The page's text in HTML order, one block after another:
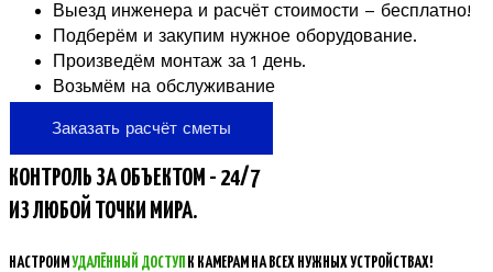
Выезд инженера и расчёт стоимости – бесплатно!
Подберём и закупим нужное оборудование.
Произведём монтаж за 1 день.
Возьмём на обслуживание
Заказать расчёт сметы
КОНТРОЛЬ ЗА ОБЪЕКТОМ - 24/7
ИЗ ЛЮБОЙ ТОЧКИ МИРА.
НАСТРОИМ УДАЛЁННЫЙ ДОСТУП К КАМЕРАМ НА ВСЕХ НУЖНЫХ УСТРОЙСТВАХ!